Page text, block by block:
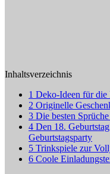
Inhaltsverzeichnis
1 Deko-Ideen für die
2 Originelle
3 Die besten
4 Den 18.
Geburtstagsparty
5 Trinkspiele zur
6 Coole